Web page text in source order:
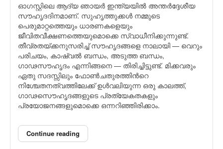
ഓഗസ്റ്റിലെ ആദ്യ ഞായര്‍ ഇന്ത്യയില്‍ അന്തര്‍ദ്ദേശീയ
സൗഹൃദദിനമാണ്. സുഹൃത്തുക്കള്‍ നമ്മുടെ
പെരുമാറ്റത്തെയും ധാരണകളെയും
ജീവിതവീക്ഷണത്തെയുമൊക്കെ സ്വാധീനിക്കുന്നുണ്ട്.
തീവ്രതയ്ക്കനുസരിച്ച് സൗഹൃദങ്ങളെ നാലായി — വെറും
പരിചയം, കാഷ്വല്‍ ബന്ധം, അടുത്ത ബന്ധം,
ഗാഢസൗഹൃദം എന്നിങ്ങനെ — തിരിച്ചിട്ടുണ്ട്. മിക്കവരും
ഏതു സദസ്സിലും ഫോണ്‍ചതുരത്തിന്‍റെ
നിശ്ചേതനത്വത്തിലേക്ക് ഉള്‍വലിയുന്ന ഒരു കാലത്ത്,
ഗാഢസൌഹൃദങ്ങളുടെ പ്രത്യേകതകളും
പ്രയോജനങ്ങളുമൊക്കെ ഒന്നറിഞ്ഞിരിക്കാം.
Continue reading